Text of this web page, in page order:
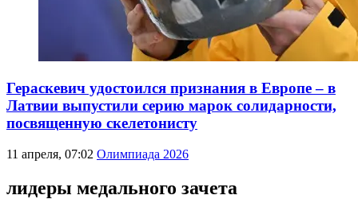
Гераскевич удостоился признания в Европе – в
Латвии выпустили серию марок солидарности,
посвященную скелетонисту
11 апреля, 07:02 Олимпиада 2026
лидеры медального зачета